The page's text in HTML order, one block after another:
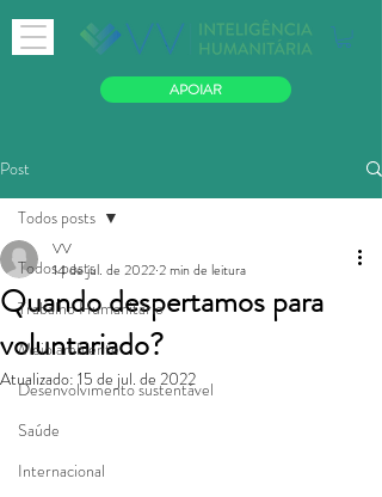
APOIAR
Post
Todos posts
Trabalho Humanitário
Meio ambiente
Desenvolvimento sustentável
Saúde
Internacional
Todos posts
Quando despertamos para
voluntariado?
VV
14 de jul. de 20222 min de leitura
Atualizado: 15 de jul. de 2022